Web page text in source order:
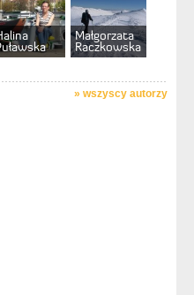
Małgorzata
Raczkowska
» wszyscy autorzy